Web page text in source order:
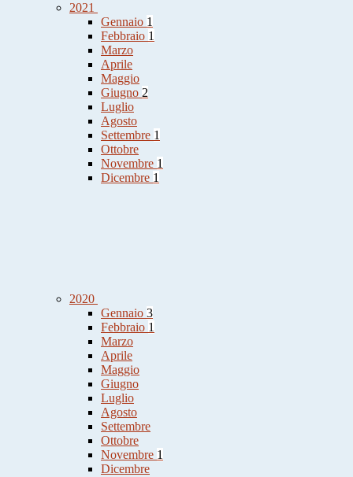
2021
Gennaio 1
Febbraio 1
Marzo
Aprile
Maggio
Giugno 2
Luglio
Agosto
Settembre 1
Ottobre
Novembre 1
Dicembre 1
2020
Gennaio 3
Febbraio 1
Marzo
Aprile
Maggio
Giugno
Luglio
Agosto
Settembre
Ottobre
Novembre 1
Dicembre